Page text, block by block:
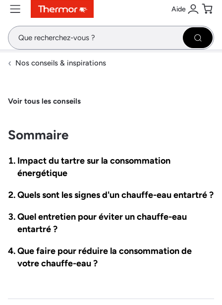
ContenuMenuRecherche Aide
Se
Nos conseils & inspirations
Voir tous les conseils
Sommaire
Impact du tartre sur la consommation
énergétique
Quels sont les signes d'un chauffe-eau entartré ?
Quel entretien pour éviter un chauffe-eau
entartré ?
Que faire pour réduire la consommation de
votre chauffe-eau ?